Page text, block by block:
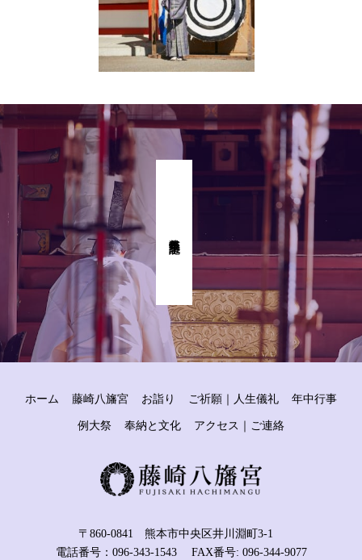
ホーム 藤崎八旛宮 お詣り ご祈願｜人生儀礼 年中行事
例大祭 奉納と文化 アクセス｜ご連絡
〒860-0841 熊本市中央区井川淵町3-1
電話番号：096-343-1543 FAX番号: 096-344-9077